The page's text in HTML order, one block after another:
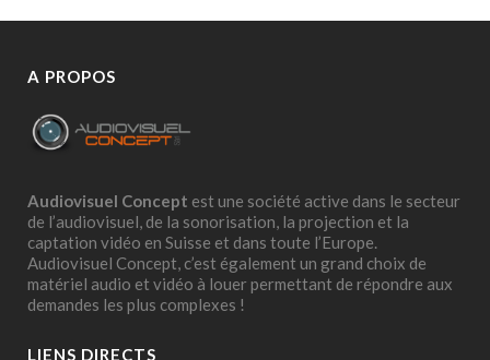
A PROPOS
Audiovisuel Concept est une société active dans le secteur
de l’audiovisuel, de la sonorisation, la projection et la
captation vidéo en Suisse et dans toute l’Europe.
Audiovisuel Concept, c’est également un grand choix de
matériel audio et vidéo à louer permettant de répondre aux
demandes les plus complexes !
LIENS DIRECTS